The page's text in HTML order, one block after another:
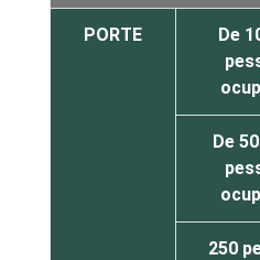
PORTE
De
De
250